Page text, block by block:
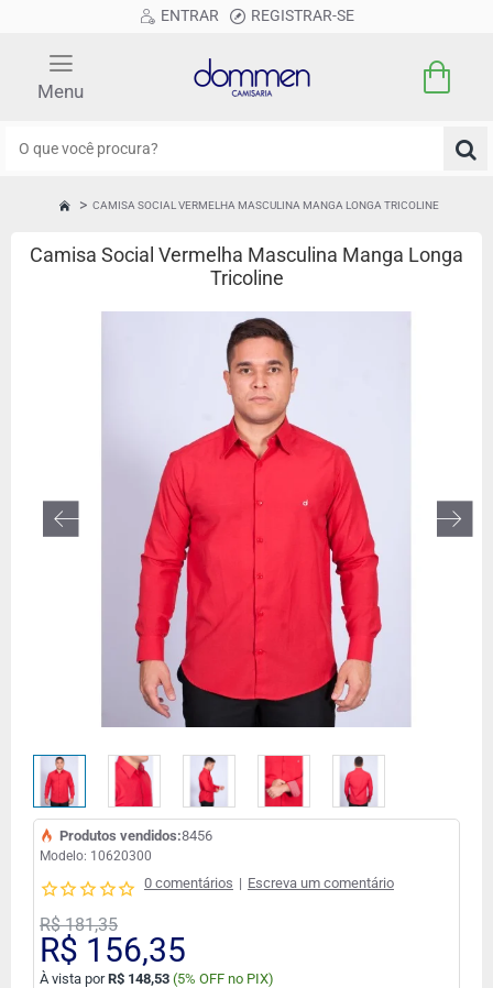
ENTRAR REGISTRAR-SE
CAMISA SOCIAL VERMELHA MASCULINA MANGA LONGA TRICOLINE
Camisa Social Vermelha Masculina Manga Longa
Tricoline
Modelo: 10620300
Produtos vendidos:8456
0 comentários | Escreva um comentário
R$ 156,35
R$ 181,35
À vista porR$ 148,53 (5% OFF no PIX)